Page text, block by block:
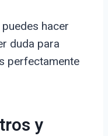
hacer
duda para
perfectamente
y